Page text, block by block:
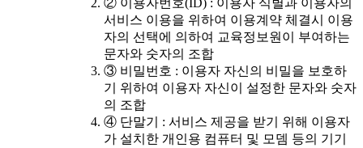
② 이용자번호(ID) : 이용자 식별과 이용자의
서비스 이용을 위하여 이용계약 체결시 이용
자의 선택에 의하여 교육정보원이 부여하는
문자와 숫자의 조합
③ 비밀번호 : 이용자 자신의 비밀을 보호하
기 위하여 이용자 자신이 설정한 문자와 숫자
의 조합
④ 단말기 : 서비스 제공을 받기 위해 이용자
가 설치한 개인용 컴퓨터 및 모뎀 등의 기기